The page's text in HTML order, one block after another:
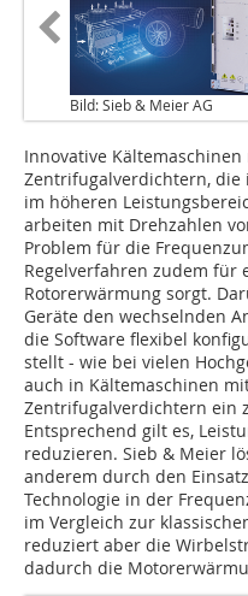
Bild: Sieb & Meier AG
Innovative
Zentrifugalverdichtern, die
im höheren
arbeiten mit Drehzahlen
Problem für die
Regelverfahren zudem für
Rotorerwärmung sorgt.
Geräte den wechselnden
die Software flexibel
stellt - wie bei vielen
auch in Kältemaschinen
Zentrifugalverdichtern ein
Entsprechend gilt es,
reduzieren. Sieb & Meier
anderem durch den
Technologie in der
im Vergleich zur
reduziert aber die
dadurch die